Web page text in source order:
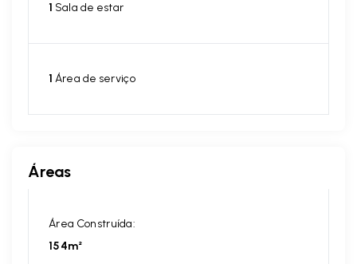
1 Sala de estar
1 Área de serviço
Áreas
Área Construída:
154m²